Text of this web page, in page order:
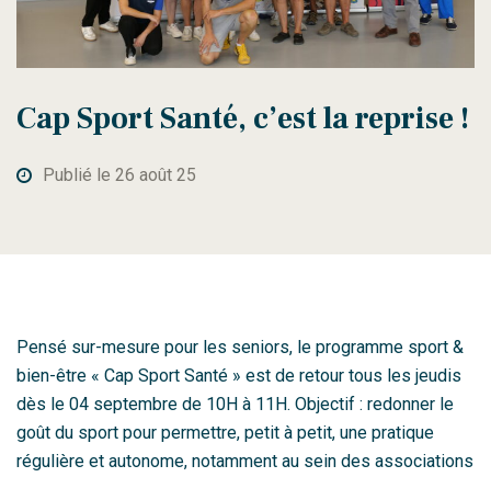
Cap Sport Santé, c’est la reprise !
Publié le 26 août 25
Pensé sur-mesure pour les seniors, le programme sport &
bien-être « Cap Sport Santé » est de retour tous les jeudis
dès le 04 septembre de 10H à 11H. Objectif : redonner le
goût du sport pour permettre, petit à petit, une pratique
régulière et autonome, notamment au sein des associations